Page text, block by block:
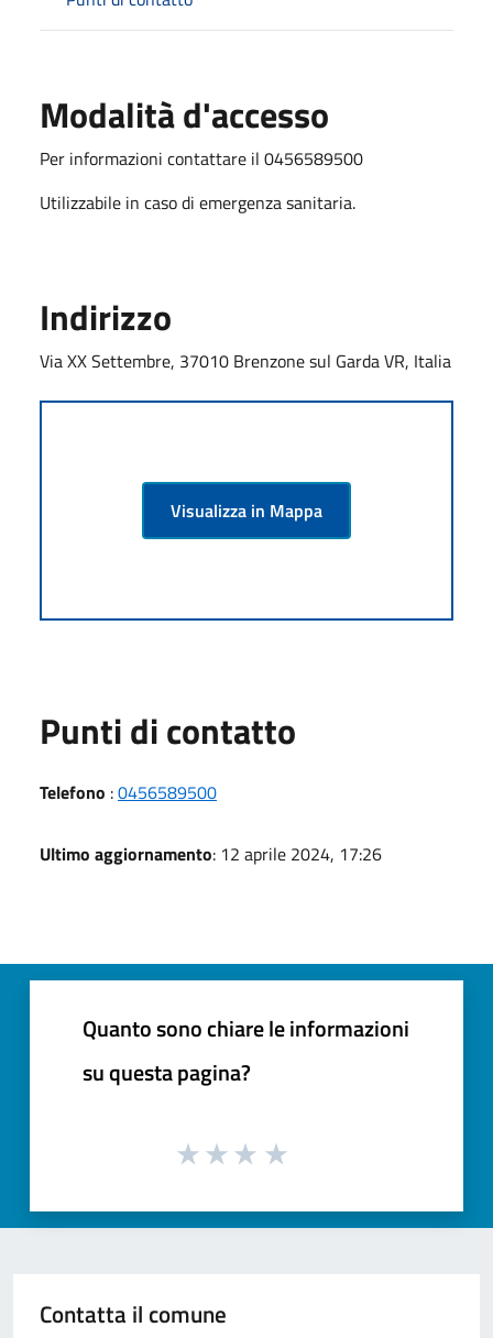
Modalità d'accesso
Per informazioni contattare il 0456589500
Utilizzabile in caso di emergenza sanitaria.
Indirizzo
Via XX Settembre, 37010 Brenzone sul Garda VR, Italia
Visualizza in Mappa
Punti di contatto
Telefono :0456589500
Ultimo aggiornamento: 12 aprile 2024, 17:26
Quanto sono chiare le informazioni
su questa pagina?
Contatta il comune